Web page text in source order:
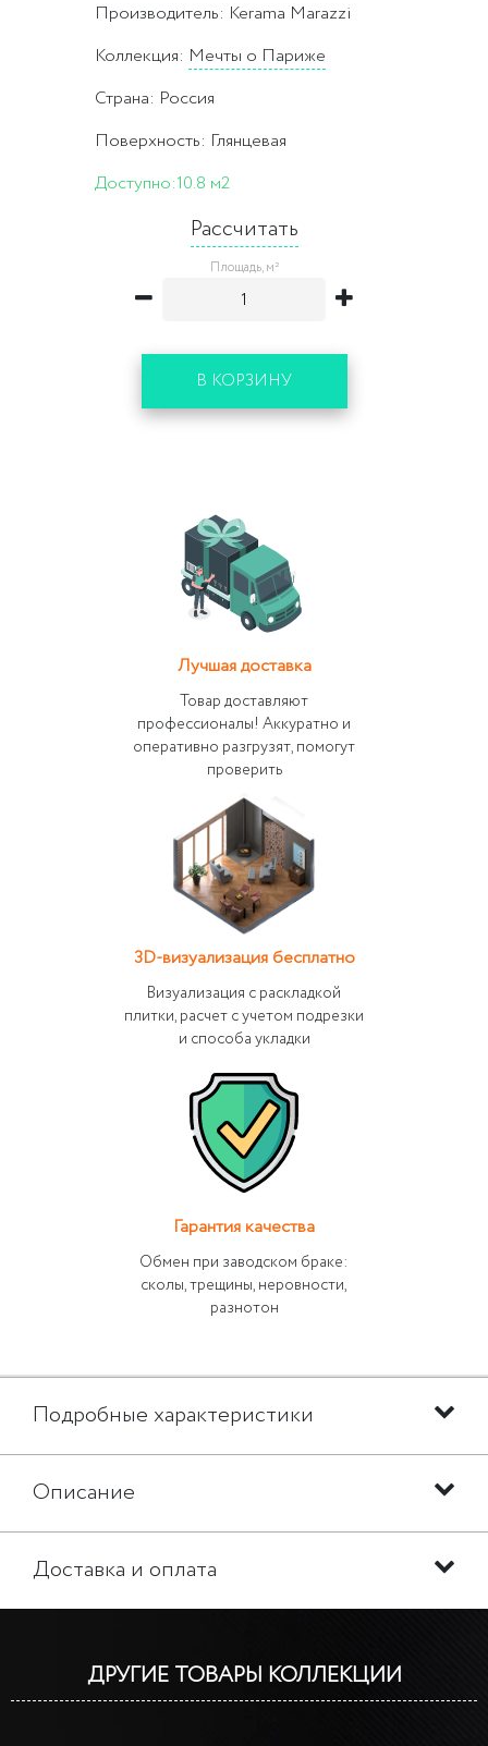
Производитель: Kerama Marazzi
Коллекция: Мечты о Париже
Страна: Россия
Поверхность: Глянцевая
Доступно:10.8 м2
Рассчитать
Площадь, м²
В КОРЗИНУ
Лучшая доставка
Товар доставляют
профессионалы! Аккуратно и
оперативно разгрузят, помогут
проверить
3D-визуализация бесплатно
Визуализация с раскладкой
плитки, расчет с учетом подрезки
и способа укладки
Гарантия качества
Обмен при заводском браке:
сколы, трещины, неровности,
разнотон
Подробные характеристики
Описание
Доставка и оплата
ДРУГИЕ ТОВАРЫ КОЛЛЕКЦИИ